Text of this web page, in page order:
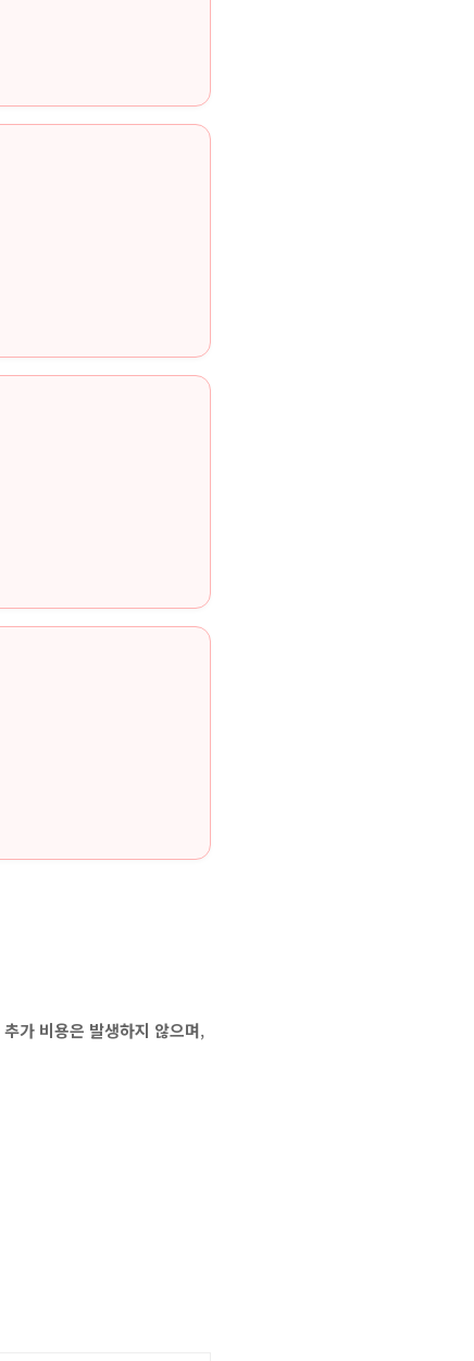
추가 비용은 발생하지 않으며,